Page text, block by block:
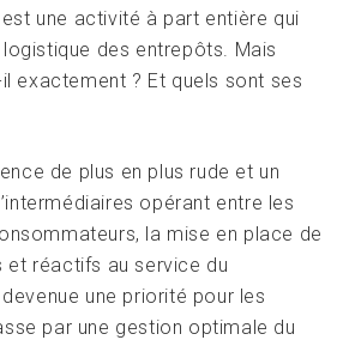
une activité à part entière qui
des entrepôts. Mais
exactement ? Et quels sont ses
de plus en plus rude et un
opérant entre les
la mise en place de
réactifs au service du
une priorité pour les
par une gestion optimale du